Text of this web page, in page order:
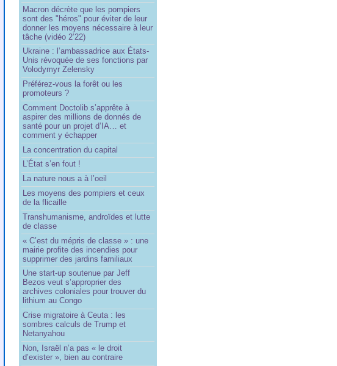
Macron décrète que les pompiers
sont des "héros" pour éviter de leur
donner les moyens nécessaire à leur
tâche (vidéo 2’22)
Ukraine : l’ambassadrice aux États-
Unis révoquée de ses fonctions par
Volodymyr Zelensky
Préférez-vous la forêt ou les
promoteurs ?
Comment Doctolib s’apprête à
aspirer des millions de donnés de
santé pour un projet d’IA… et
comment y échapper
La concentration du capital
L’État s’en fout !
La nature nous a à l’oeil
Les moyens des pompiers et ceux
de la flicaille
Transhumanisme, androïdes et lutte
de classe
« C’est du mépris de classe » : une
mairie profite des incendies pour
supprimer des jardins familiaux
Une start-up soutenue par Jeff
Bezos veut s’approprier des
archives coloniales pour trouver du
lithium au Congo
Crise migratoire à Ceuta : les
sombres calculs de Trump et
Netanyahou
Non, Israël n’a pas « le droit
d’exister », bien au contraire